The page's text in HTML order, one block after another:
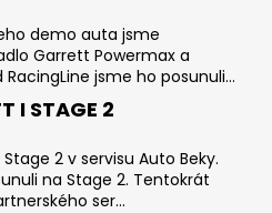
demo auta jsme
Garrett Powermax a
jsme ho posunuli...
I STAGE 2
2 v servisu Auto Beky.
na Stage 2. Tentokrát
ser...